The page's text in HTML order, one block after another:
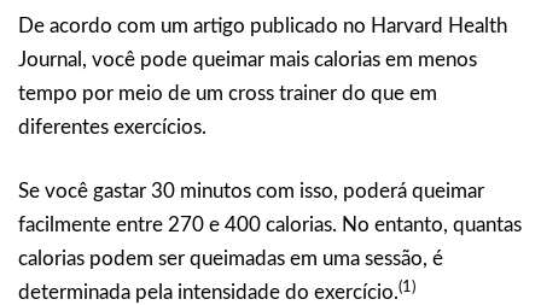
De acordo com um artigo publicado no Harvard Health
Journal, você pode queimar mais calorias em menos
tempo por meio de um cross trainer do que em
diferentes exercícios.
Se você gastar 30 minutos com isso, poderá queimar
facilmente entre 270 e 400 calorias. No entanto, quantas
calorias podem ser queimadas em uma sessão, é
determinada pela intensidade do exercício.(1)